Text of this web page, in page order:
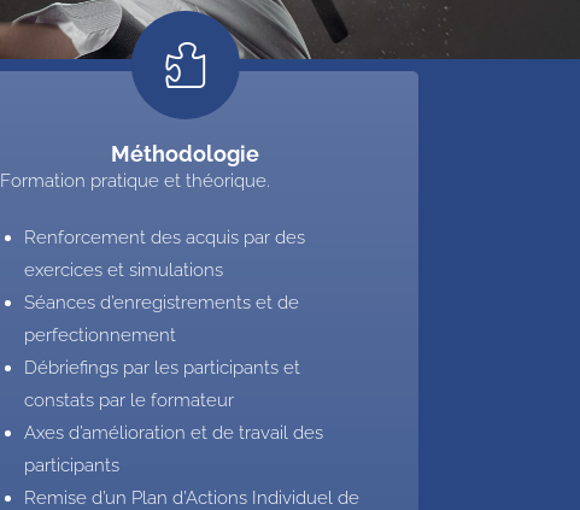
Méthodologie
Formation pratique et théorique.
Renforcement des acquis par des
exercices et simulations
Séances d’enregistrements et de
perfectionnement
Débriefings par les participants et
constats par le formateur
Axes d’amélioration et de travail des
participants
Remise d’un Plan d’Actions Individuel de